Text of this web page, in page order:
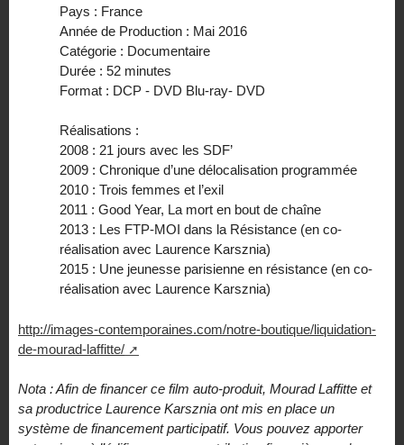
Pays : France
Année de Production : Mai 2016
Catégorie : Documentaire
Durée : 52 minutes
Format : DCP - DVD Blu-ray- DVD
Réalisations :
2008 : 21 jours avec les SDF’
2009 : Chronique d’une délocalisation programmée
2010 : Trois femmes et l’exil
2011 : Good Year, La mort en bout de chaîne
2013 : Les FTP-MOI dans la Résistance (en co-
réalisation avec Laurence Karsznia)
2015 : Une jeunesse parisienne en résistance (en co-
réalisation avec Laurence Karsznia)
http://images-contemporaines.com/notre-boutique/liquidation-
de-mourad-laffitte/
Nota : Afin de financer ce film auto-produit, Mourad Laffitte et
sa productrice Laurence Karsznia ont mis en place un
système de financement participatif. Vous pouvez apporter